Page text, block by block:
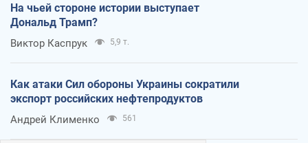
На чьей стороне истории выступает
Дональд Трамп?
Виктор Каспрук 5,9 т.
Как атаки Сил обороны Украины сократили
экспорт российских нефтепродуктов
Андрей Клименко 561